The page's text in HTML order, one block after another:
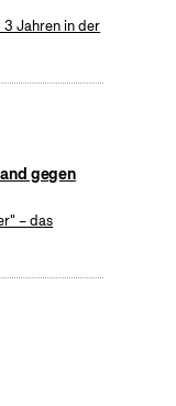
3 Jahren in der
gegen
– das